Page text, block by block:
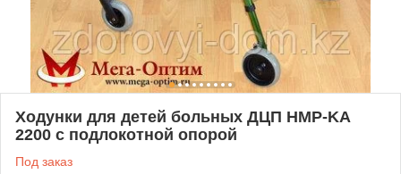
Ходунки для детей больных ДЦП HMP-KA
2200 с подлокотной опорой
Под заказ